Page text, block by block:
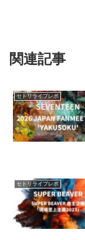
関連記事
セトリライブレポ
セトリライブレポ